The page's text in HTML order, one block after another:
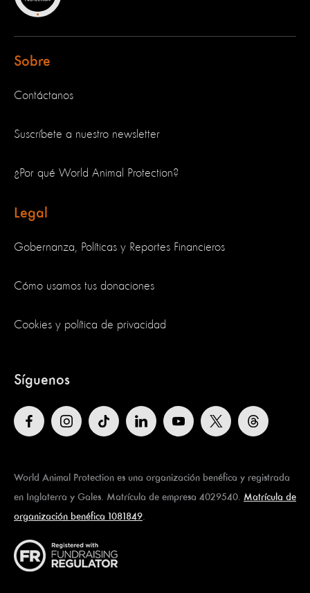
Sobre
Contáctanos
Suscríbete a nuestro newsletter
¿Por qué World Animal Protection?
Legal
Gobernanza, Políticas y Reportes Financieros
Cómo usamos tus donaciones
Cookies y política de privacidad
Síguenos
World Animal Protection es una organización benéfica y registrada
en Inglaterra y Gales. Matrícula de empresa 4029540. Matrícula de
organización benéfica 1081849